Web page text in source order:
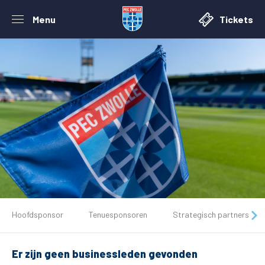
Menu Tickets
Tickets
Matchdays
Hoofdsponsor Tenuesponsoren Strategisch partners
Er zijn geen businessleden gevonden